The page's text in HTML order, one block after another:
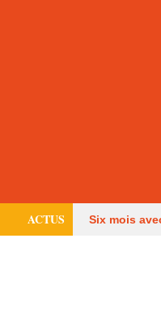
ACTUS Six mois